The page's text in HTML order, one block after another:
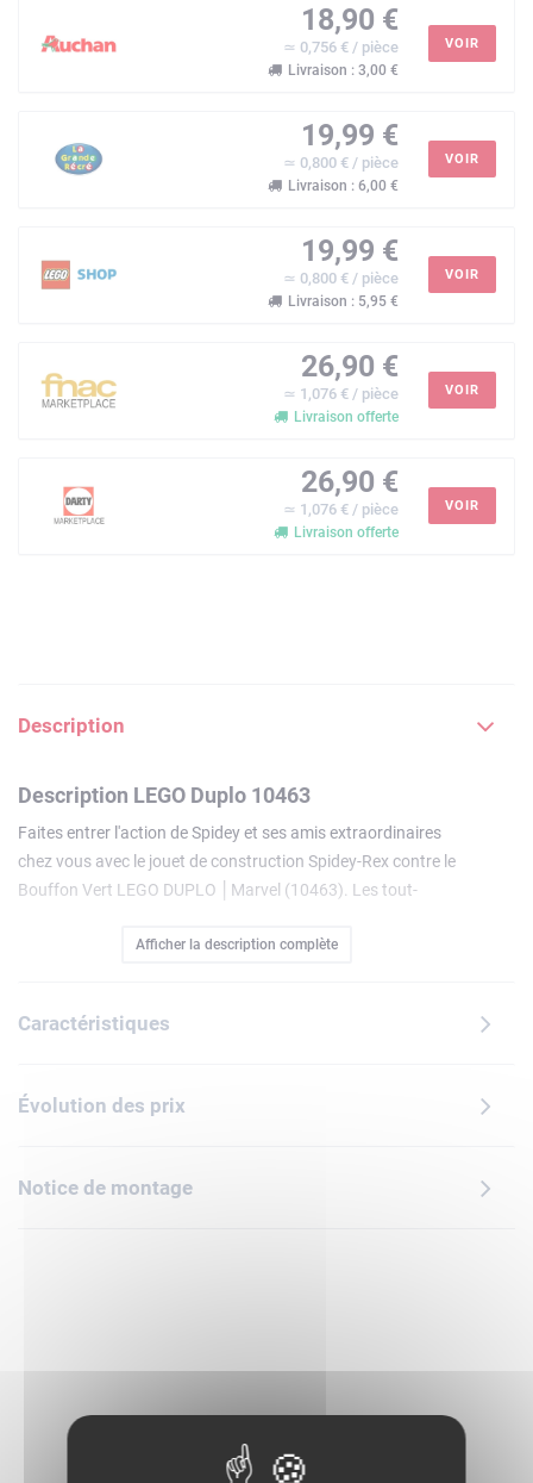
18,90 €
≃ 0,756 € / pièce
Livraison : 3,00 €
VOIR
19,99 €
≃ 0,800 € / pièce
Livraison : 6,00 €
VOIR
19,99 €
≃ 0,800 € / pièce
Livraison : 5,95 €
VOIR
26,90 €
≃ 1,076 € / pièce
Livraison offerte
VOIR
26,90 €
≃ 1,076 € / pièce
Livraison offerte
VOIR
Description
Description LEGO Duplo 10463
Faites entrer l'action de Spidey et ses amis extraordinaires
chez vous avec le jouet de construction Spidey-Rex contre le
Bouffon Vert LEGO DUPLO │Marvel (10463). Les tout-
Spidey-Rex à protéger le trésor.Ce cadeau pour garçons et
construire : Spidey-Rex dont la bouche s'ouvre et se ferme,
tout-petits peuvent utiliser leur motricité fine pour
assembler l'arche et ouvrir la porte de la salle du trésor.
ennemi avec sa queue.Qu'il permette de rejouer des scènes
ou d'en inventer de nouvelles, ce jeu de construction pour
Afficher la description complète
Caractéristiques
Évolution des prix
Notice de montage